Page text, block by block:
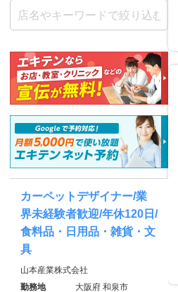
カーペットデザイナー/業
界未経験者歓迎/年休120日/
食料品・日用品・雑貨・文
具
山本産業株式会社
勤務地
大阪府 和泉市